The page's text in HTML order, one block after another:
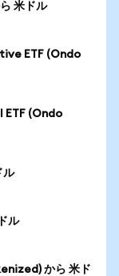
米ドル
ETF (Ondo
ETF (Ondo
ル
ル
から 米ド